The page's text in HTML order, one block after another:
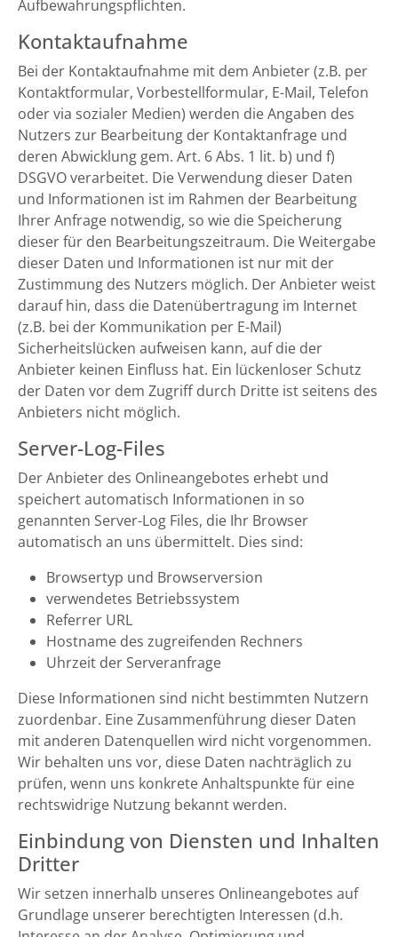
Aufbewahrungspflichten.
Kontaktaufnahme
Bei der Kontaktaufnahme mit dem Anbieter (z.B. per
Kontaktformular, Vorbestellformular, E-Mail, Telefon
oder via sozialer Medien) werden die Angaben des
Nutzers zur Bearbeitung der Kontaktanfrage und
deren Abwicklung gem. Art. 6 Abs. 1 lit. b) und f)
DSGVO verarbeitet. Die Verwendung dieser Daten
und Informationen ist im Rahmen der Bearbeitung
Ihrer Anfrage notwendig, so wie die Speicherung
dieser für den Bearbeitungszeitraum. Die Weitergabe
dieser Daten und Informationen ist nur mit der
Zustimmung des Nutzers möglich. Der Anbieter weist
darauf hin, dass die Datenübertragung im Internet
(z.B. bei der Kommunikation per E-Mail)
Sicherheitslücken aufweisen kann, auf die der
Anbieter keinen Einfluss hat. Ein lückenloser Schutz
der Daten vor dem Zugriff durch Dritte ist seitens des
Anbieters nicht möglich.
Server-Log-Files
Der Anbieter des Onlineangebotes erhebt und
speichert automatisch Informationen in so
genannten Server-Log Files, die Ihr Browser
automatisch an uns übermittelt. Dies sind:
Browsertyp und Browserversion
verwendetes Betriebssystem
Referrer URL
Hostname des zugreifenden Rechners
Uhrzeit der Serveranfrage
Diese Informationen sind nicht bestimmten Nutzern
zuordenbar. Eine Zusammenführung dieser Daten
mit anderen Datenquellen wird nicht vorgenommen.
Wir behalten uns vor, diese Daten nachträglich zu
prüfen, wenn uns konkrete Anhaltspunkte für eine
rechtswidrige Nutzung bekannt werden.
Einbindung von Diensten und Inhalten
Dritter
Wir setzen innerhalb unseres Onlineangebotes auf
Grundlage unserer berechtigten Interessen (d.h.